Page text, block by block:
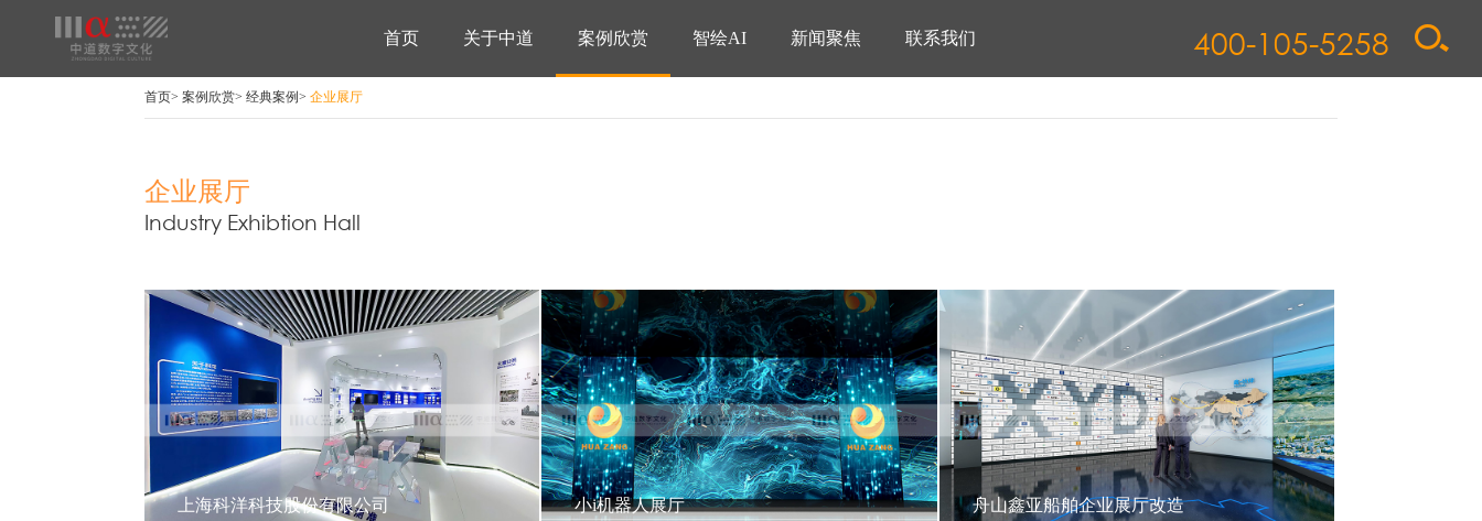
首页 关于中道 案例欣赏 智绘AI 新闻聚焦 联系我们 400-105-5258
首页>案例欣赏>经典案例>企业展厅
企业展厅
Industry Exhibtion Hall
上海科洋科技股份有限公司 小i机器人展厅 舟山鑫亚船舶企业展厅改造